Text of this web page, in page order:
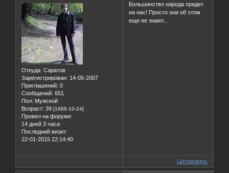
Откуда: Саратов
Зарегистрирован: 14-05-2007
Приглашений: 0
Сообщений: 651
Пол: Мужской
Возраст: 39 [1986-10-24]
Провел на форуме:
14 дней 3 часа
Последний визит:
22-01-2015 22:14:40
Большинство народа придет
на нас! Просто они об этом
еще не знают...
Цитировать